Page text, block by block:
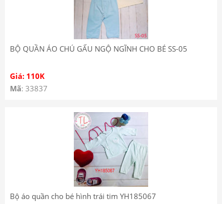
BỘ QUẦN ÁO CHÚ GẤU NGỘ NGĨNH CHO BÉ SS-05
Giá: 110K
Mã: 33837
Bộ áo quần cho bé hình trái tim YH185067